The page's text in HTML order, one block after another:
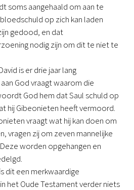
soms aangehaald om aan te
op zich kan laden
gedood, en dat
nodig zijn om dit te niet te
is er drie jaar lang
God vraagt waarom die
God hem dat Saul schuld op
hij Gibeonieten heeft vermoord.
vraagt wat hij kan doen om
vragen zij om zeven mannelijke
worden opgehangen en
dit een merkwaardige
het Oude Testament verder niets